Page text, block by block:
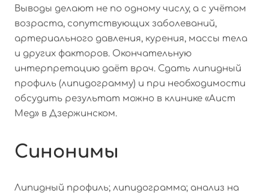
Выводы делают не по одному числу, а с учётом
возраста, сопутствующих заболеваний,
артериального давления, курения, массы тела
и других факторов. Окончательную
интерпретацию даёт врач. Сдать липидный
профиль (липидограмму) и при необходимости
обсудить результат можно в клинике «Аист
Мед» в Дзержинском.
Синонимы
Липидный профиль; липидограмма; анализ на